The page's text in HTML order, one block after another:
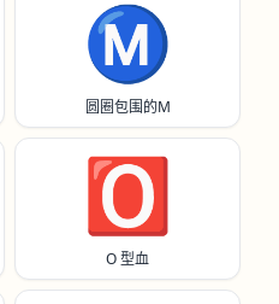
Ⓜ️
圆圈包围的M
🅾️
O 型血